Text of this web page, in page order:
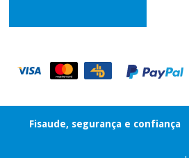
Fisaude, segurança e confiança